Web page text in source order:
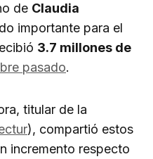
de Claudia
importante para el
3.7 millones de
pasado.
titular de la
), compartió estos
incremento respecto